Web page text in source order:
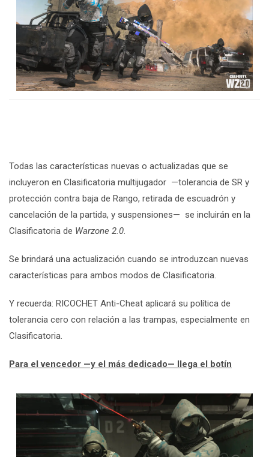
Todas las características nuevas o actualizadas que se
incluyeron en Clasificatoria multijugador —tolerancia de SR y
protección contra baja de Rango, retirada de escuadrón y
cancelación de la partida, y suspensiones— se incluirán en la
Clasificatoria de Warzone 2.0.
Se brindará una actualización cuando se introduzcan nuevas
características para ambos modos de Clasificatoria.
Y recuerda: RICOCHET Anti-Cheat aplicará su política de
tolerancia cero con relación a las trampas, especialmente en
Clasificatoria.
Para el vencedor —y el más dedicado— llega el botín